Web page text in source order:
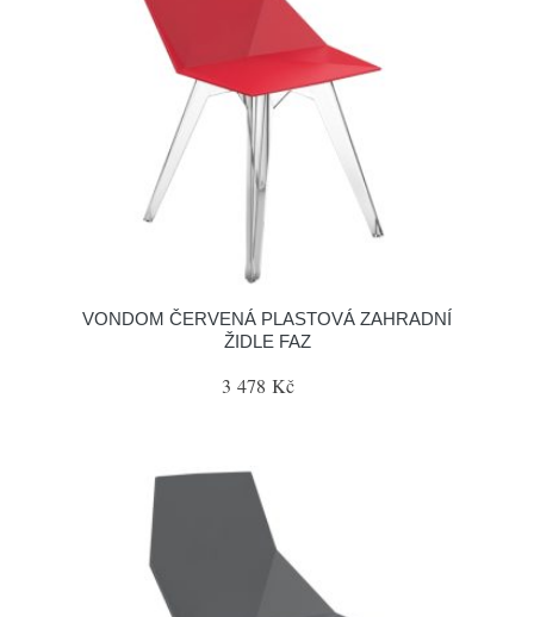
VONDOM ČERVENÁ PLASTOVÁ ZAHRADNÍ
ŽIDLE FAZ
3 478 Kč